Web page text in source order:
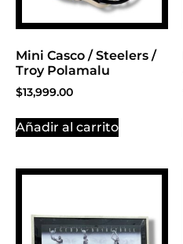
Mini Casco / Steelers /
Troy Polamalu
$13,999.00
Añadir al carrito